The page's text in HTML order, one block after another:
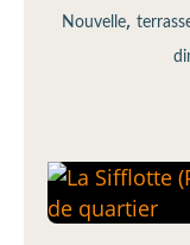
Nouvelle,